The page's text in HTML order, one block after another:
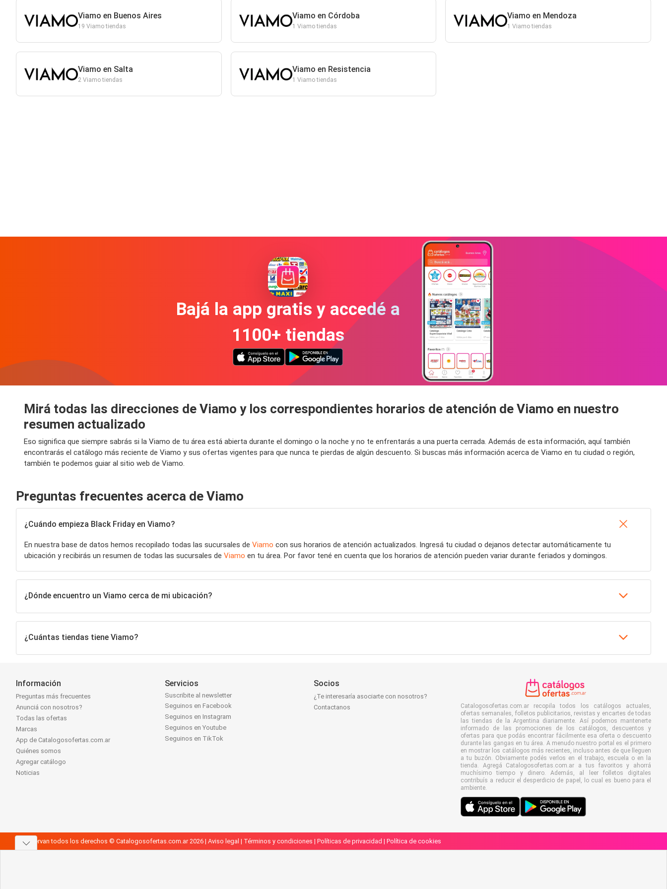
Viamo en Buenos Aires
19 Viamo tiendas
Viamo en Córdoba
1 Viamo tiendas
Viamo en Mendoza
1 Viamo tiendas
Viamo en Salta
2 Viamo tiendas
Viamo en Resistencia
1 Viamo tiendas
Bajá la app gratis y accedé a
1100+ tiendas
Mirá todas las direcciones de Viamo y los correspondientes horarios de atención de Viamo en nuestro
resumen actualizado
Eso significa que siempre sabrás si la Viamo de tu área está abierta durante el domingo o la noche y no te enfrentarás a una puerta cerrada. Además de esta información, aquí también
encontrarás el catálogo más reciente de Viamo y sus ofertas vigentes para que nunca te pierdas de algún descuento. Si buscas más información acerca de Viamo en tu ciudad o región,
también te podemos guiar al sitio web de Viamo.
Preguntas frecuentes acerca de Viamo
¿Cuándo empieza Black Friday en Viamo?
En nuestra base de datos hemos recopilado todas las sucursales de Viamo con sus horarios de atención actualizados. Ingresá tu ciudad o dejanos detectar automáticamente tu
ubicación y recibirás un resumen de todas las sucursales de Viamo en tu área. Por favor tené en cuenta que los horarios de atención pueden variar durante feriados y domingos.
¿Dónde encuentro un Viamo cerca de mi ubicación?
¿Cuántas tiendas tiene Viamo?
Información
Preguntas más frecuentes
Anunciá con nosotros?
Todas las ofertas
Marcas
App de Catalogosofertas.com.ar
Quiénes somos
Agregar catálogo
Noticias
Servicios
Suscribite al newsletter
Seguinos en Facebook
Seguinos en Instagram
Seguinos en Youtube
Seguinos en TikTok
Socios
¿Te interesaría asociarte con nosotros?
Contactanos
Catalogosofertas.com.ar recopila todos los catálogos actuales,
ofertas semanales, folletos publicitarios, revistas y encartes de todas
las tiendas de la Argentina diariamente. Así podemos mantenerte
informado de las promociones de los catálogos, descuentos y
ofertas para que podás encontrar fácilmente esa oferta o descuento
durante las gangas en tu área. A menudo nuestro portal es el primero
en mostrar los catálogos más recientes, incluso antes de que lleguen
a tu buzón. Obviamente podés verlos en el trabajo, escuela o en la
tienda. Agregá Catalogosofertas.com.ar a tus favoritos y ahorrá
muchísimo tiempo y dinero. Además, al leer folletos digitales
contribuís a reducir el desperdicio de papel, lo cual es bueno para el
ambiente.
Se reservan todos los derechos © Catalogosofertas.com.ar 2026 | Aviso legal | Términos y condiciones | Políticas de privacidad | Política de cookies